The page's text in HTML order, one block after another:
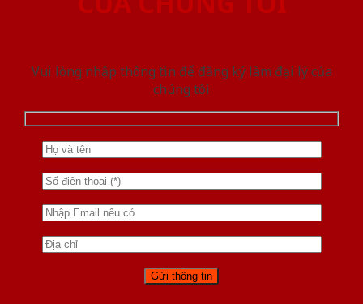
Vui lòng nhập thông tin để đăng ký làm đại lý của
chúng tôi